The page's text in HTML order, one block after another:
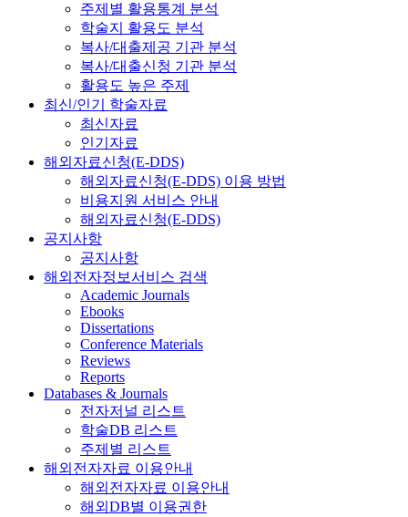
주제별 활용통계 분석
학술지 활용도 분석
복사/대출제공 기관 분석
복사/대출신청 기관 분석
활용도 높은 주제
최신/인기 학술자료
최신자료
인기자료
해외자료신청(E-DDS)
해외자료신청(E-DDS) 이용 방법
비용지원 서비스 안내
해외자료신청(E-DDS)
공지사항
공지사항
해외전자정보서비스 검색
Academic Journals
Ebooks
Dissertations
Conference Materials
Reviews
Reports
Databases & Journals
전자저널 리스트
학술DB 리스트
주제별 리스트
해외전자자료 이용안내
해외전자자료 이용안내
해외DB별 이용권한